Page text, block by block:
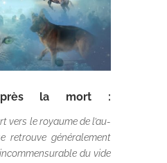
la mort :
vers le royaume de l’au-
retrouve généralement
du vide